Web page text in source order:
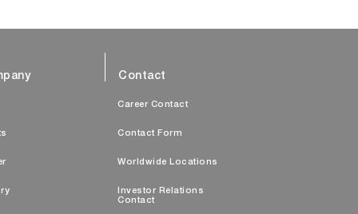
Contact
Career Contact
Contact Form
Worldwide Locations
Investor Relations
Contact